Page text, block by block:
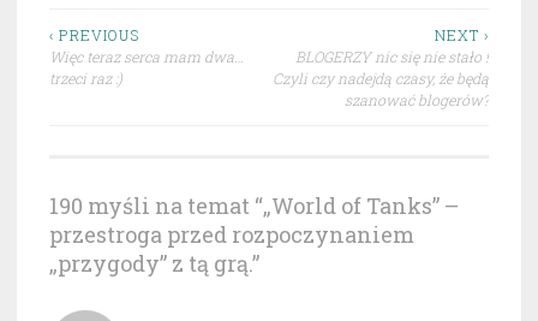
Nawigacja
wpisu
‹ PREVIOUS
Więc teraz serca mam dwa…
trzeci raz :)
NEXT ›
BLOGERZY nic się nie stało !
Czyli czy nadejdą czasy, że będą
szanować blogerów?
190 myśli na temat “„World of Tanks” –
przestroga przed rozpoczynaniem
„przygody” z tą grą.”